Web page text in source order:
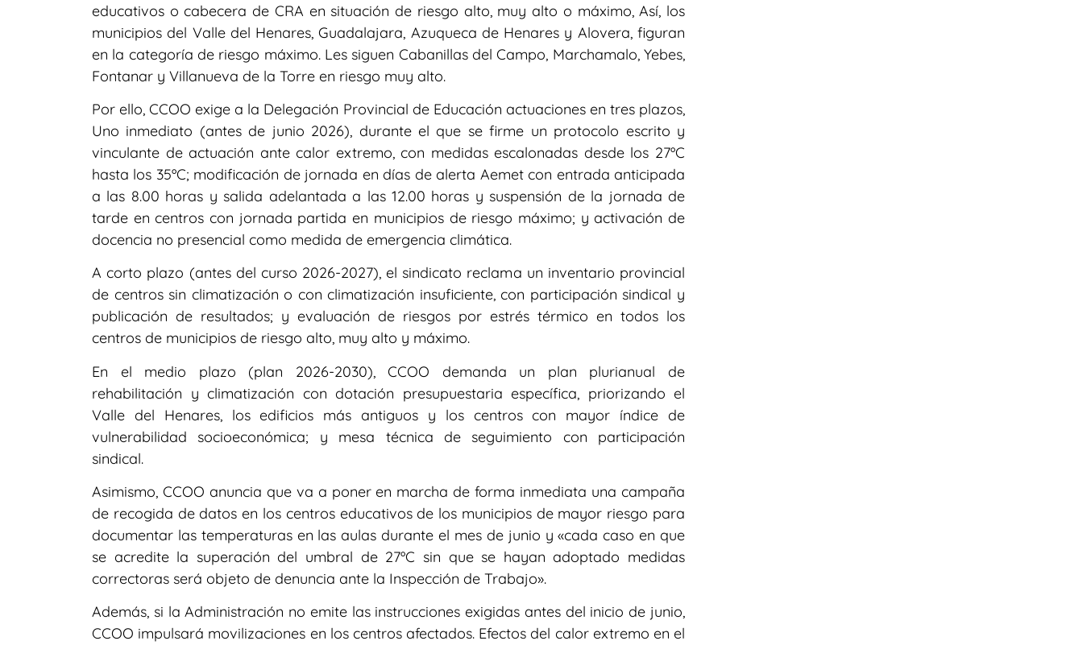
educativos o cabecera de CRA en situación de riesgo alto, muy alto o máximo, Así, los
municipios del Valle del Henares, Guadalajara, Azuqueca de Henares y Alovera, figuran
en la categoría de riesgo máximo. Les siguen Cabanillas del Campo, Marchamalo, Yebes,
Fontanar y Villanueva de la Torre en riesgo muy alto.
Por ello, CCOO exige a la Delegación Provincial de Educación actuaciones en tres plazos,
Uno inmediato (antes de junio 2026), durante el que se firme un protocolo escrito y
vinculante de actuación ante calor extremo, con medidas escalonadas desde los 27ºC
hasta los 35ºC; modificación de jornada en días de alerta Aemet con entrada anticipada
a las 8.00 horas y salida adelantada a las 12.00 horas y suspensión de la jornada de
tarde en centros con jornada partida en municipios de riesgo máximo; y activación de
docencia no presencial como medida de emergencia climática.
A corto plazo (antes del curso 2026-2027), el sindicato reclama un inventario provincial
de centros sin climatización o con climatización insuficiente, con participación sindical y
publicación de resultados; y evaluación de riesgos por estrés térmico en todos los
centros de municipios de riesgo alto, muy alto y máximo.
En el medio plazo (plan 2026-2030), CCOO demanda un plan plurianual de
rehabilitación y climatización con dotación presupuestaria específica, priorizando el
Valle del Henares, los edificios más antiguos y los centros con mayor índice de
vulnerabilidad socioeconómica; y mesa técnica de seguimiento con participación
sindical.
Asimismo, CCOO anuncia que va a poner en marcha de forma inmediata una campaña
de recogida de datos en los centros educativos de los municipios de mayor riesgo para
documentar las temperaturas en las aulas durante el mes de junio y «cada caso en que
se acredite la superación del umbral de 27ºC sin que se hayan adoptado medidas
correctoras será objeto de denuncia ante la Inspección de Trabajo».
Además, si la Administración no emite las instrucciones exigidas antes del inicio de junio,
CCOO impulsará movilizaciones en los centros afectados. Efectos del calor extremo en el